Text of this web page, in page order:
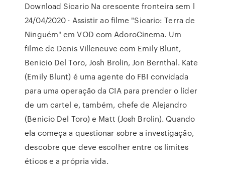
Download Sicario Na crescente fronteira sem l
24/04/2020 · Assistir ao filme "Sicario: Terra de
Ninguém" em VOD com AdoroCinema. Um
filme de Denis Villeneuve com Emily Blunt,
Benicio Del Toro, Josh Brolin, Jon Bernthal. Kate
(Emily Blunt) é uma agente do FBI convidada
para uma operação da CIA para prender o líder
de um cartel e, também, chefe de Alejandro
(Benicio Del Toro) e Matt (Josh Brolin). Quando
ela começa a questionar sobre a investigação,
descobre que deve escolher entre os limites
éticos e a própria vida.